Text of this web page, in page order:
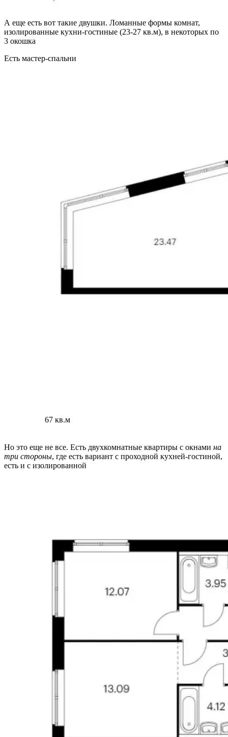
А еще есть вот такие двушки. Ломанные формы комнат,
изолированные кухни-гостиные (23-27 кв.м), в некоторых по
3 окошка
Есть мастер-спальни
67 кв.м
Но это еще не все. Есть двухкомнатные квартиры с окнами на
три стороны, где есть вариант с проходной кухней-гостиной,
есть и с изолированной